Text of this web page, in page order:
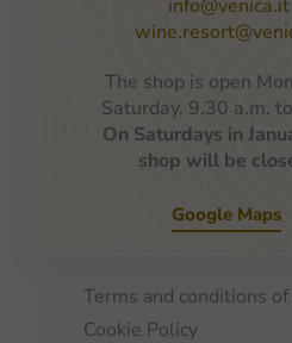
info@venica.it
The shop is open
Saturday, 9.30 a.m.
On Saturdays in
shop will be
Google Maps
Terms and conditions
Cookie Policy